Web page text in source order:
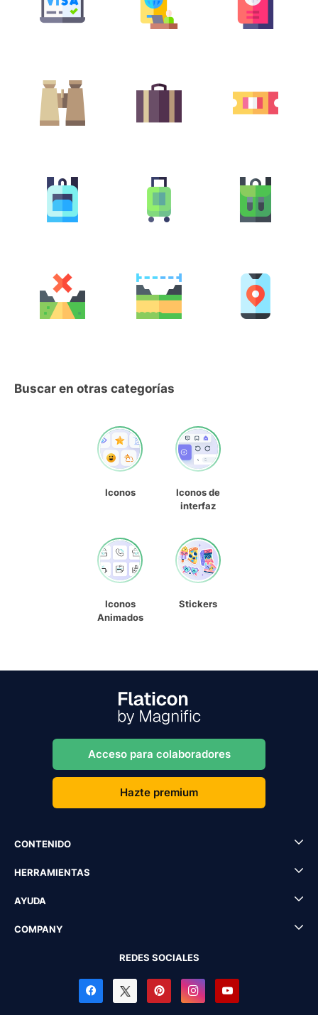
Buscar en otras categorías
Iconos
Iconos de
interfaz
Iconos
Animados
Stickers
Acceso para colaboradores
Hazte premium
CONTENIDO
HERRAMIENTAS
AYUDA
COMPANY
REDES SOCIALES